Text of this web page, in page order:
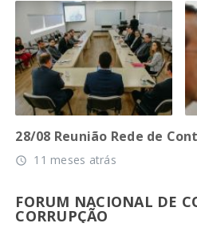
28/08 Reunião Rede de
access_time 11 meses atrás
FORUM NACIONAL DE
CORRUPÇÃO